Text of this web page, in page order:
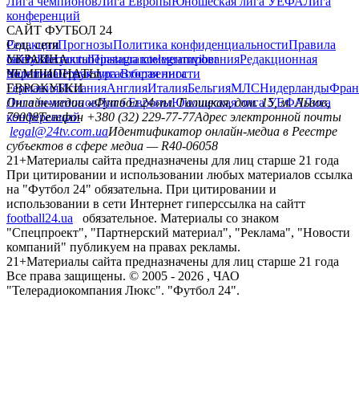
конференций
САЙТ ФУТБОЛ 24
РедакцияПрогнозыПолитика конфиденциальностиПравила
сайтуКонтактыПравила комментированияРедакционная
политикаСтруктура собственности
Соц. сети
facebookxyoutubeinstagramtelegramviber
УКРАИНА
УкраинаПервая лигаВторая лига
ЧЕМПИОНАТЫ
ГерманияИспанияАнглияИталияБельгияМЛСНидерланды
ЕВРОКУБКИ
Лига чемпионовЛига ЕвропыЮношеская лига УЕФАЛига
конференций
Онлайн-медиа «Футбол 24»пл. Галицкая, дом. 15, м. Львов,
79008Телефон +380 (32) 229-77-77Адрес электронной почты
legal@24tv.com.uaИдентификатор онлайн-медиа в Реестре
субъектов в сфере медиа — R40-06058
21+Материалы сайта предназначены для лиц старше 21 года
При цитировании и использовании любых материалов ссылка
на "Футбол 24" обязательна. При цитировании и
использовании в сети Интернет гиперссылка на сайтт
football24.ua
обязательное. Материалы со знаком
"Спецпроект", "Партнерский материал", "Реклама", "Новости
компаний" публикуем на правах рекламы.
21+Материалы сайта предназначены для лиц старше 21 года
Все права защищены. © 2005 - 2026 , ЧАО
"Телерадиокомпания Люкс". "Футбол 24".